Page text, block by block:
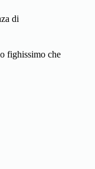
di
fighissimo che